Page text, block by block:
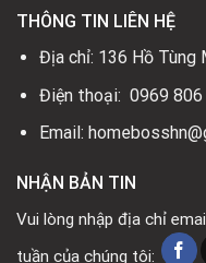
THÔNG TIN LIÊN HỆ
Địa chỉ: 136 Hồ Tùng
Điện thoại: 0969 806
Email:
NHẬN BẢN TIN
Vui lòng nhập địa chỉ
tuần của chúng tôi: